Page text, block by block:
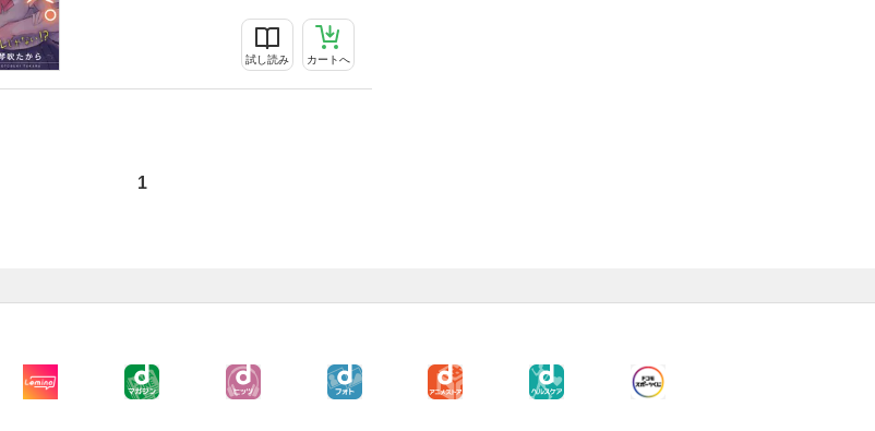
試し読み カートへ
1